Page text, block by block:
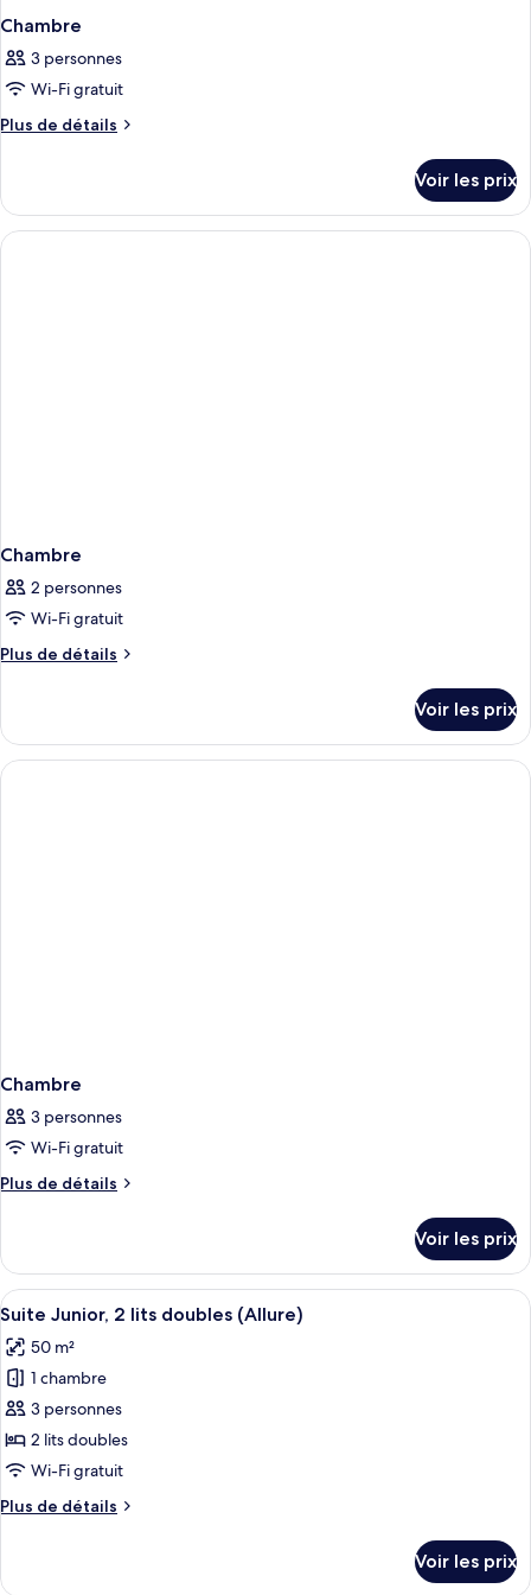
Chambre
3 personnes
Wi-Fi gratuit
Plus de détails
Plus
le
type
de
Voir les prix
Chambre
2 personnes
Wi-Fi gratuit
Plus de détails
Plus
le
type
de
Voir les prix
Chambre
3 personnes
Wi-Fi gratuit
Plus de détails
Plus
le
type
de
Chambre
Voir les prix
Afficher
toutes
les
photos
pour
ce
type
chambre :
Une chambre d’hôtel moderne
4
Suite Junior, 2 lits doubles (Allure)
50 m²
1 chambre
3 personnes
2 lits doubles
Wi-Fi gratuit
Plus de détails
Plus
le
Voir les prix